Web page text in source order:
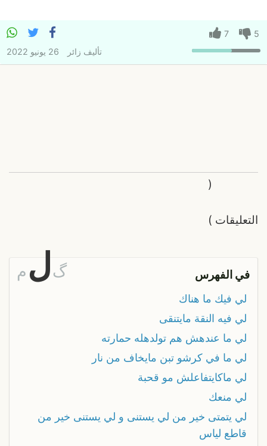
5
7
تأليف زائر 26 يونيو 2022
التعليقات
(
)
في الفهرس گل م
لي فيك ما هناك
لي فيه النقة مايتنقى
لي ما عندهش هم تولدهله حمارته
لي ما في كرشو تبن مايخاف من نار
لي ماكايتفاعلش مو قحبة
لي منعك
لي يتمتى خير من لي يستنى و لي يستنى خير من
قاطع لياس